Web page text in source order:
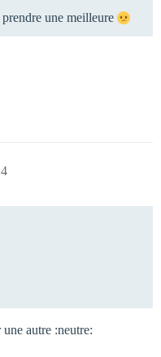
une meilleure
autre :neutre: